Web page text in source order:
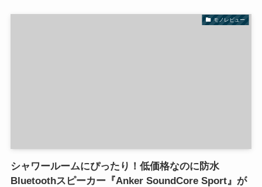
モノレビュー
シャワールームにぴったり！低価格なのに防水
Bluetoothスピーカー『Anker SoundCore Sport』が